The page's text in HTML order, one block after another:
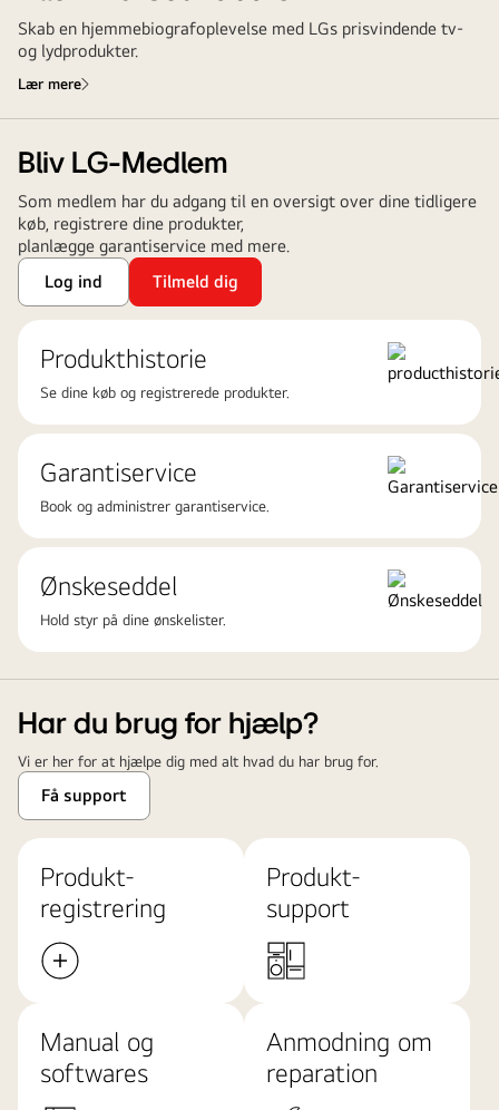
Skab en hjemmebiografoplevelse med LGs prisvindende tv-
og lydprodukter.
Lær mere
Bliv LG-Medlem
Som medlem har du adgang til en oversigt over dine tidligere
køb, registrere dine produkter,
planlægge garantiservice med mere.
Log ind
Tilmeld dig
Produkthistorie
Se dine køb og registrerede produkter.
Garantiservice
Book og administrer garantiservice.
Ønskeseddel
Hold styr på dine ønskelister.
Har du brug for hjælp?
Vi er her for at hjælpe dig med alt hvad du har brug for.
Få support
Produkt-
registrering
Produkt-
support
Manual og
softwares
Anmodning om
reparation